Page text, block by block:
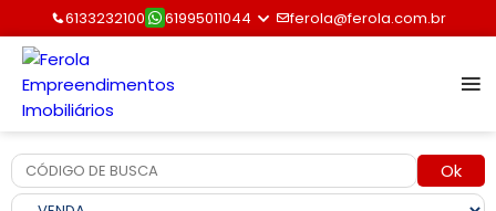
6133232100 61995011044 ferola@ferola.com.br
Ok